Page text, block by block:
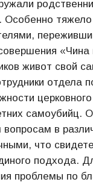
Особенно
«Чина
живот свой
отдела
самоубийц.
в
что
подхода.
проблемы по